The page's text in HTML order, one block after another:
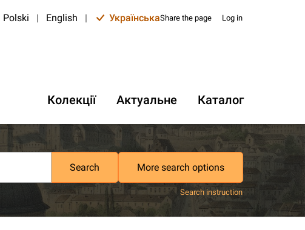
Polski | English | УкраїнськаShare the page Log in
Колекції Актуальне Каталог
Search More search options
Search instruction